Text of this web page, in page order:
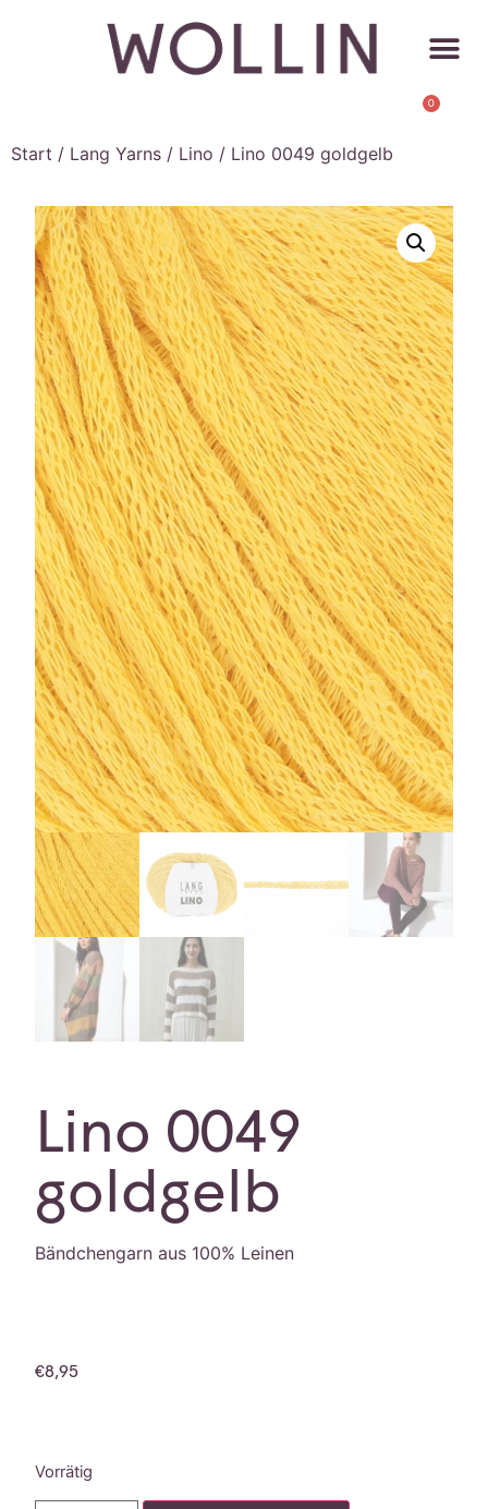
0
Start / Lang Yarns / Lino / Lino 0049 goldgelb
Lino 0049
goldgelb
Bändchengarn aus 100% Leinen
€8,95
Vorrätig